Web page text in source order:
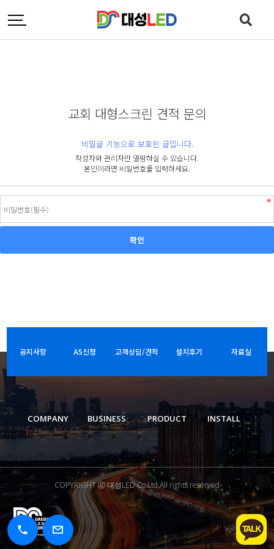
교회 대형스크린 견적 문의
비밀글 기능으로 보호된 글입니다.
작성자와 관리자만 열람하실 수 있습니다.
본인이라면 비밀번호를 입력하세요.
공지사항 AS신청 고객상담/견적 설치후기 자료실
COMPANY BUSINESS PRODUCT INSTALL
COPYRIGHT ⓒ 대성LED Co.Ltd.All rights reserved